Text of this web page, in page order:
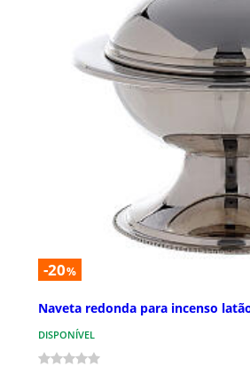
-20%
Naveta redonda para incenso
DISPONÍVEL